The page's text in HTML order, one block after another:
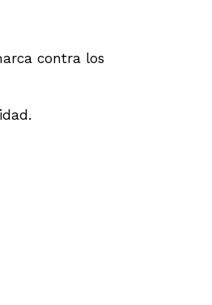
contra los